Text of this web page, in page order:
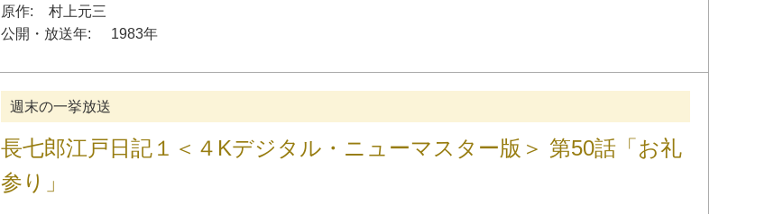
原作:
村上元三
公開・放送年:
1983年
週末の一挙放送
長七郎江戸日記１＜４Kデジタル・ニューマスター版＞ 第50話「お礼
参り」